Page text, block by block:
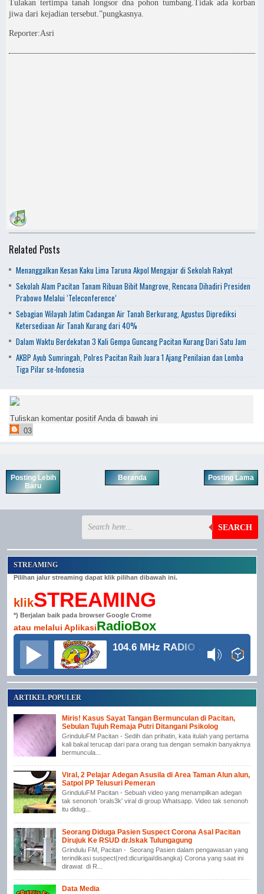
Tulakan tertimpa tanah longsor dna pohon tumbang.Tidak ada korban
jiwa dari kejadian tersebut.”pungkasnya.
Reporter:Asri
Related Posts
Menanggalkan Kesan Kaku Lima Taruna Akpol Mengajar di Sekolah Rakyat
Sekolah Alam Pacitan Tanam Ribuan Bibit Mangrove, Rencana Dihadiri Presiden
Prabowo Melalui ‘Teleconference’
Sebagian Wilayah Jatim Cadangan Air Tanah Berkurang, Agustus Diprediksi
Ketersediaan Air Tanah Kurang dari 40%
Dalam Waktu Berdekatan 3 Kali Gempa Guncang Pacitan Kurang Dari Satu Jam
AKBP Ayub Sumringah, Polres Pacitan Raih Juara 1 Ajang Penilaian dan Lomba
Tiga Pilar se-Indonesia
Tuliskan komentar positif Anda di bawah ini
03
Posting Lebih
Baru
Posting Lama
Beranda
SEARCH
STREAMING
Pilihan jalur streaming dapat klik pilihan dibawah ini.
klikSTREAMING
*) Berjalan baik pada browser Google Crome
atau melalui AplikasiRadioBox
104.6 MHz RADIO GRINDULU FM
ARTIKEL POPULER
Miris! Kasus Sayat Tangan Bermunculan di Pacitan,
Sebulan Tujuh Remaja Putri Ditangani Psikolog
GrinduluFM Pacitan - Sedih dan prihatin, kata itulah yang pertama
kali bakal terucap dari para orang tua dengan semakin banyaknya
bermuncula...
Viral, 2 Pelajar Adegan Asusila di Area Taman Alun alun,
Satpol PP Telusuri Pemeran
GrinduluFM Pacitan - Sebuah video yang menampilkan adegan
tak senonoh 'orals3k' viral di group Whatsapp. Video tak senonoh
itu didug...
Seorang Diduga Pasien Suspect Corona Asal Pacitan
Dirujuk Ke RSUD dr.Iskak Tulungagung
Grindulu FM, Pacitan - Seorang Pasien dalam pengawasan yang
terindikasi suspect(red:dicurigai/disangka) Corona yang saat ini
dirawat di R...
Data Media